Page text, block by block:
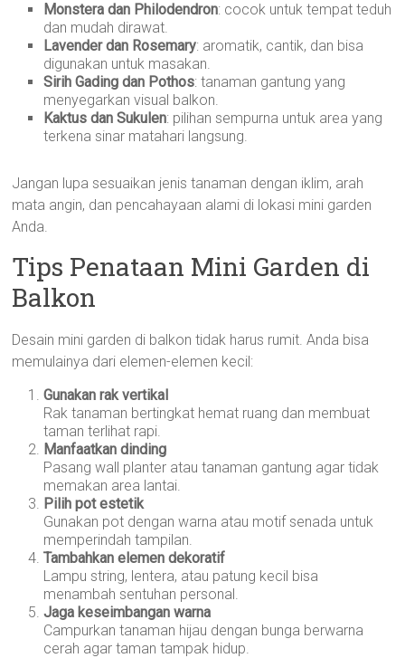
Monstera dan Philodendron: cocok untuk tempat teduh
dan mudah dirawat.
Lavender dan Rosemary: aromatik, cantik, dan bisa
digunakan untuk masakan.
Sirih Gading dan Pothos: tanaman gantung yang
menyegarkan visual balkon.
Kaktus dan Sukulen: pilihan sempurna untuk area yang
terkena sinar matahari langsung.
Jangan lupa sesuaikan jenis tanaman dengan iklim, arah
mata angin, dan pencahayaan alami di lokasi mini garden
Anda.
Tips Penataan Mini Garden di
Balkon
Desain mini garden di balkon tidak harus rumit. Anda bisa
memulainya dari elemen-elemen kecil:
Gunakan rak vertikal
Rak tanaman bertingkat hemat ruang dan membuat
taman terlihat rapi.
Manfaatkan dinding
Pasang wall planter atau tanaman gantung agar tidak
memakan area lantai.
Pilih pot estetik
Gunakan pot dengan warna atau motif senada untuk
memperindah tampilan.
Tambahkan elemen dekoratif
Lampu string, lentera, atau patung kecil bisa
menambah sentuhan personal.
Jaga keseimbangan warna
Campurkan tanaman hijau dengan bunga berwarna
cerah agar taman tampak hidup.